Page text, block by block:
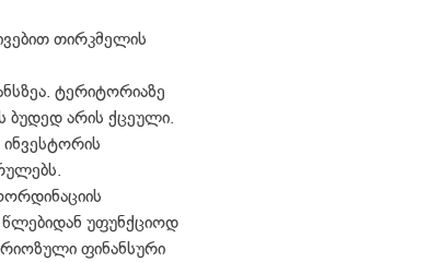
თირკმელის
ტერიტორიაზე
ბუდედ არის ქცეული.
უფუნქციოდ
ფინანსური